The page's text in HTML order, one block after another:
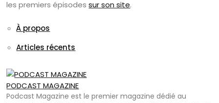
les premiers épisodessur son site.
À propos
Articles récents
PODCAST MAGAZINE
Podcast Magazine est le premier magazine dédié au